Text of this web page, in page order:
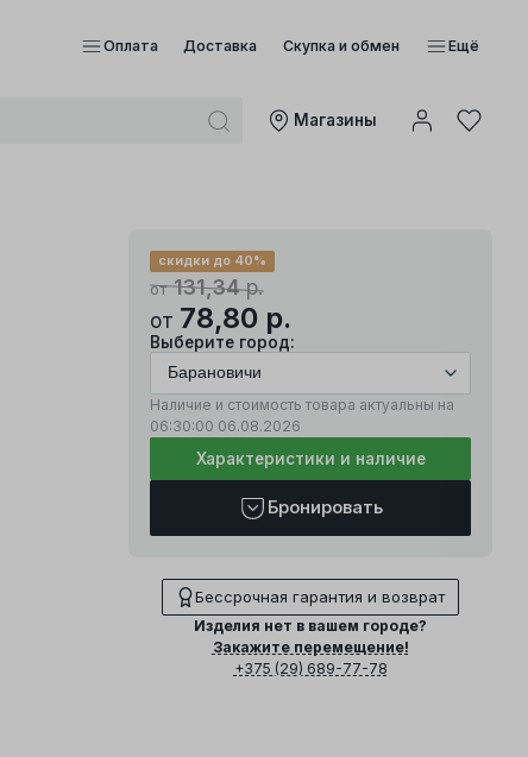
Оплата Доставка Скупка и обмен Ещё
Mагазины
от131,34р.
скидки до 40%
от 78,80 р.
Выберите город:
Наличие и стоимость товара актуальны на
06:30:00 06.08.2026
Характеристики и наличие
Бронировать
Бессрочная гарантия и возврат
Изделия нет в вашем городе?
Закажите перемещение!
+375 (29) 689-77-78